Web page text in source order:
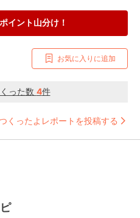
イント山分け！
お気に入りに追加
った数 4件
くったよレポートを投稿する